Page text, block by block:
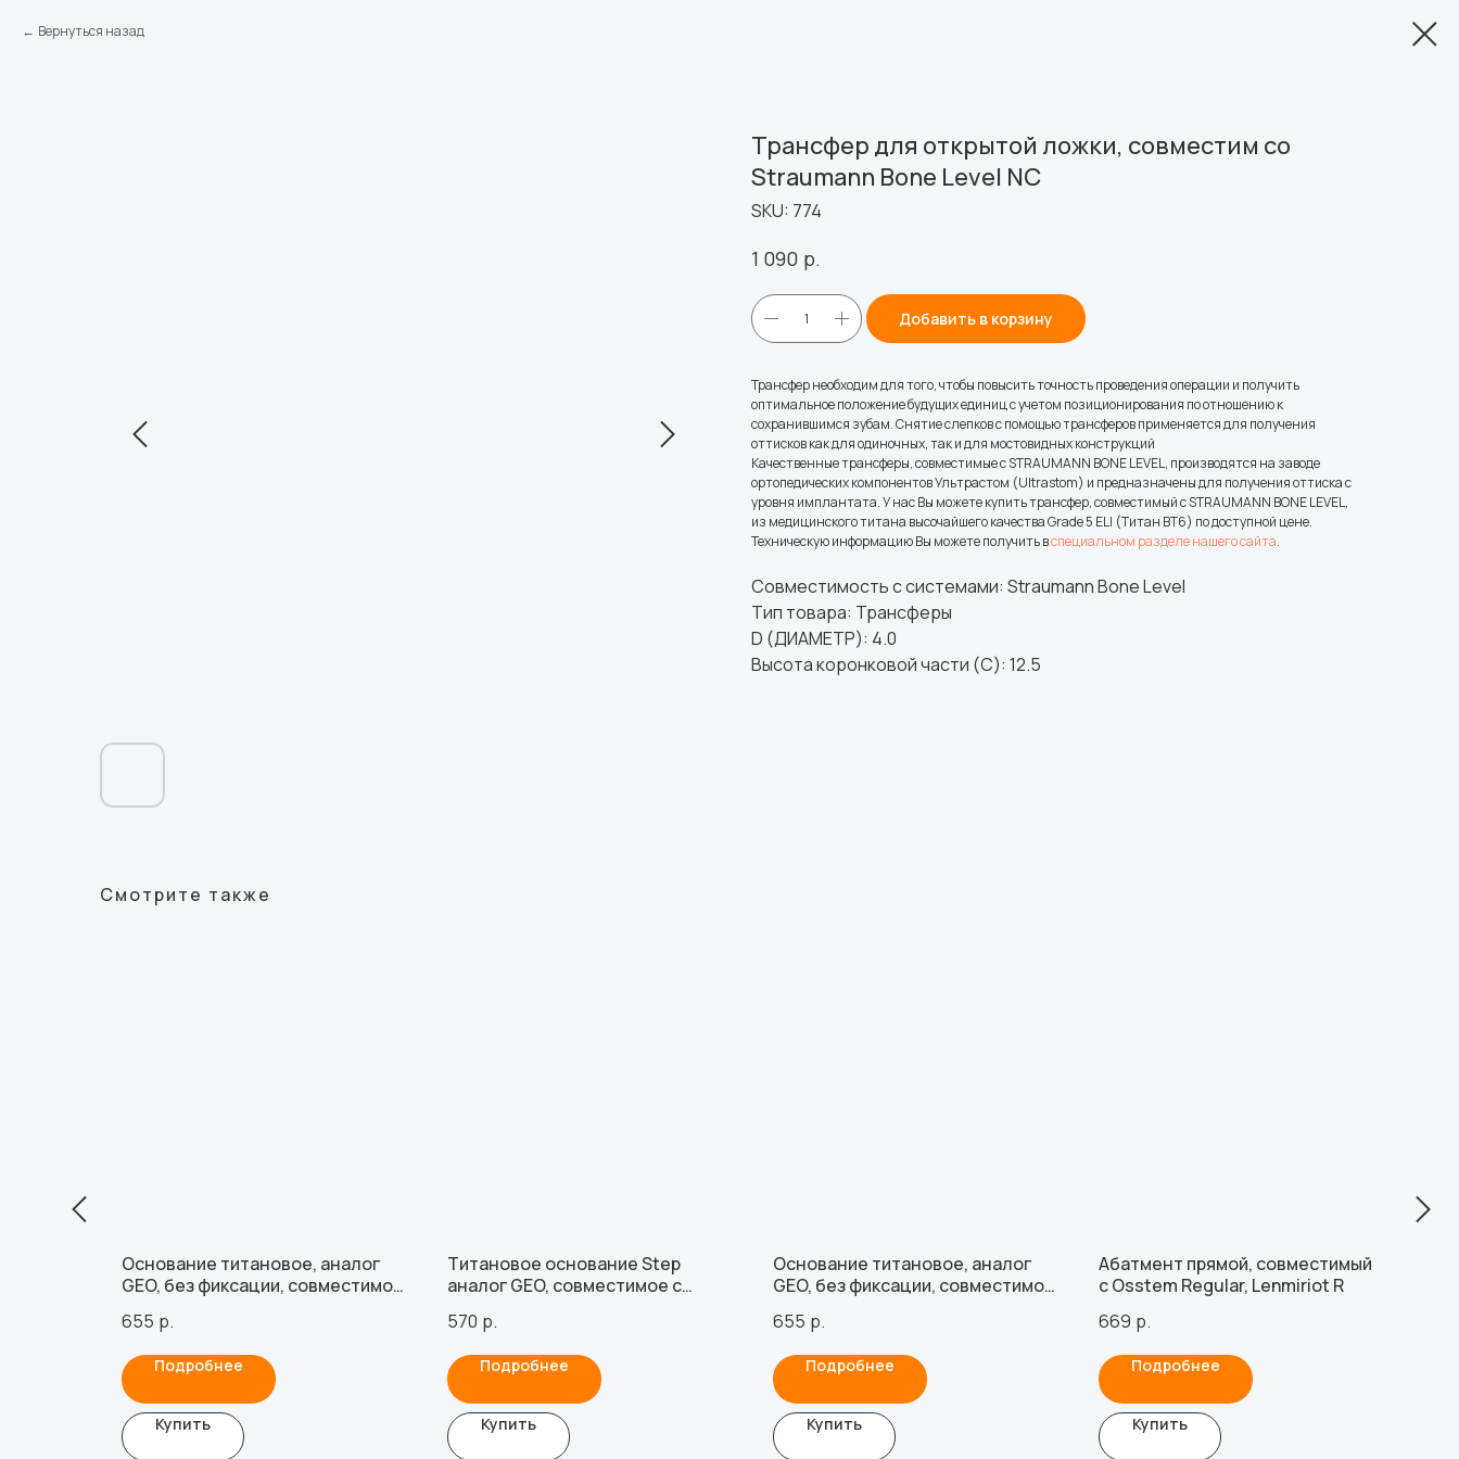
Вернуться назад
Трансфер для открытой ложки, совместим со
Straumann Bone Level NC
SKU: 774
1 090 р.
Добавить в корзину
Трансфер необходим для того, чтобы повысить точность проведения операции и получить
оптимальное положение будущих единиц с учетом позиционирования по отношению к
сохранившимся зубам. Снятие слепков с помощью трансферов применяется для получения
оттисков как для одиночных, так и для мостовидных конструкций
Качественные трансферы, совместимые с STRAUMANN BONE LEVEL, производятся на заводе
ортопедических компонентов Ультрастом (Ultrastom) и предназначены для получения оттиска с
уровня имплантата. У нас Вы можете купить трансфер, совместимый с STRAUMANN BONE LEVEL,
из медицинского титана высочайшего качества Grade 5 ELI (Титан ВТ6) по доступной цене.
Техническую информацию Вы можете получить вспециальном разделе нашего сайта.
Совместимость с системами: Straumann Bone Level
Тип товара: Трансферы
D (ДИАМЕТР): 4.0
Высота коронковой части (C): 12.5
Смотрите также
Основание титановое, аналог
GEO, без фиксации, совместимо
655 р.
Подробнее
Купить
Титановое основание Step
аналог GEO, совместимое с
570 р.
Подробнее
Купить
Основание титановое, аналог
GEO, без фиксации, совместимо
655 р.
Подробнее
Купить
Абатмент прямой, совместимый
с Osstem Regular, Lenmiriot R
669 р.
Подробнее
Купить